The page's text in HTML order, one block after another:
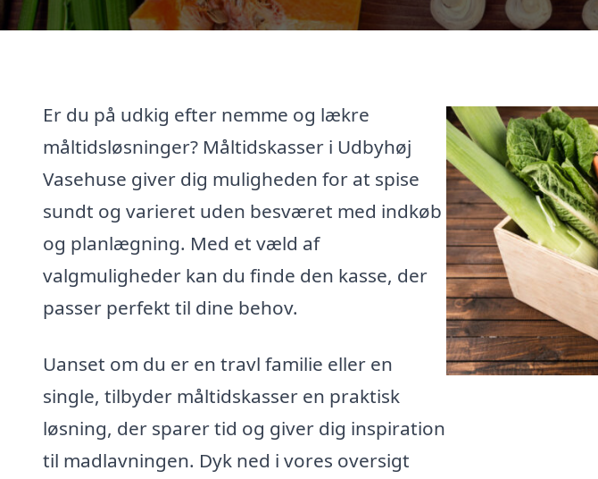
Er du på udkig efter nemme og lækre
måltidsløsninger? Måltidskasser i Udbyhøj
Vasehuse giver dig muligheden for at spise
sundt og varieret uden besværet med indkøb
og planlægning. Med et væld af
valgmuligheder kan du finde den kasse, der
passer perfekt til dine behov.
Uanset om du er en travl familie eller en
single, tilbyder måltidskasser en praktisk
løsning, der sparer tid og giver dig inspiration
til madlavningen. Dyk ned i vores oversigt